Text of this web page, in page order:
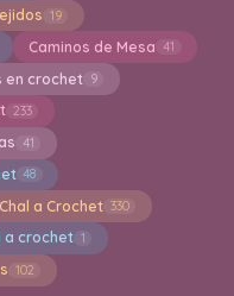
19
Caminos de Mesa 41
en crochet 9
233
41
48
Chal a Crochet 330
a crochet 1
102